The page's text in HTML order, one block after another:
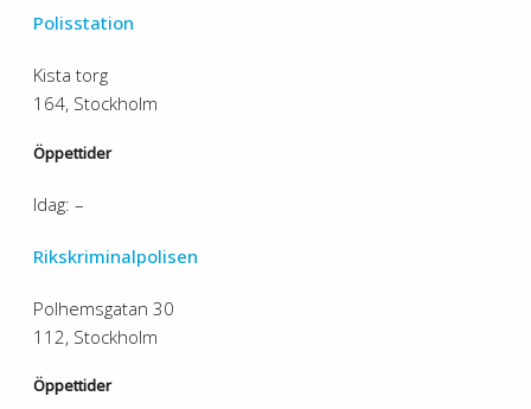
Polisstation
Kista torg
164, Stockholm
Öppettider
Idag: –
Rikskriminalpolisen
Polhemsgatan 30
112, Stockholm
Öppettider